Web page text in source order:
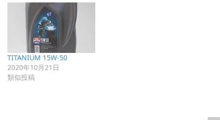
TITANIUM 15W-50
2020年10月21日
類似投稿